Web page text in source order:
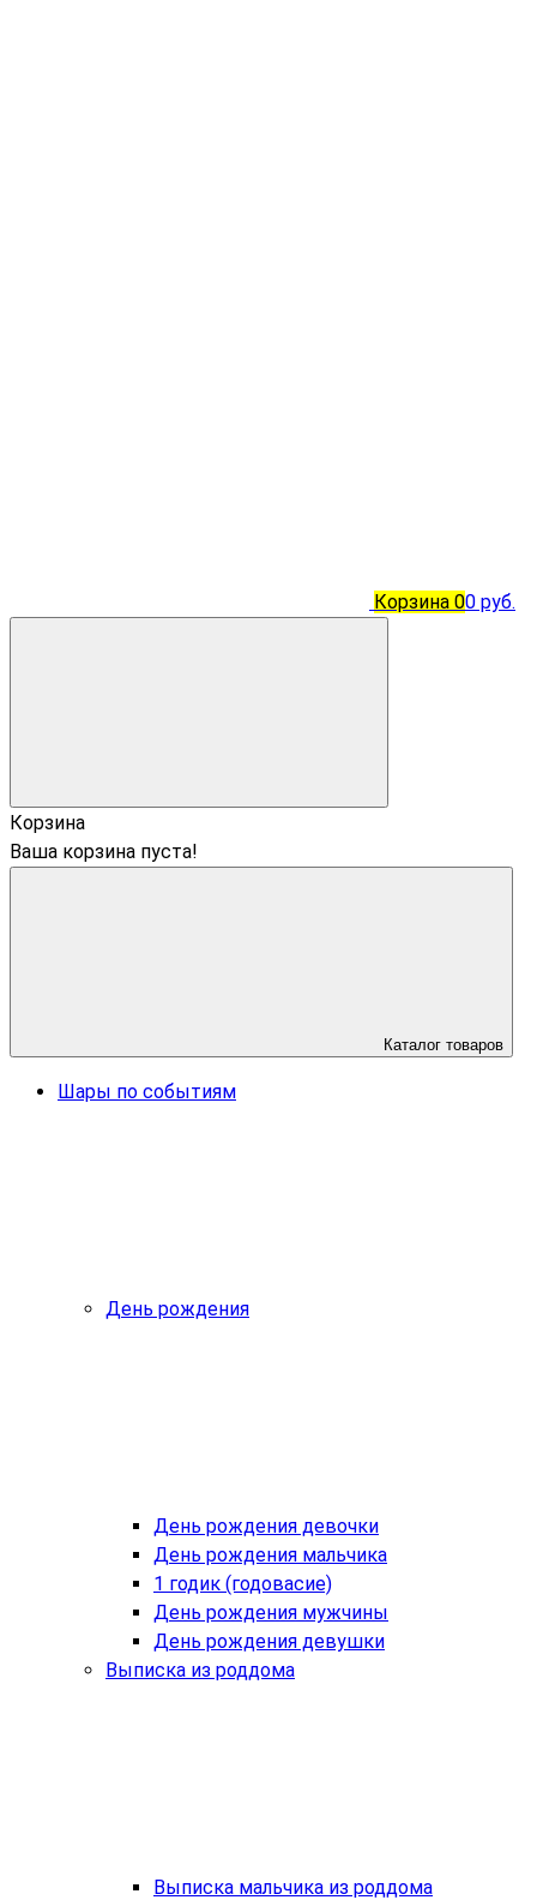
Корзина 00 руб.
Корзина
Ваша корзина пуста!
Каталог товаров
Шары по событиям
День рождения
День рождения девочки
День рождения мальчика
1 годик (годовасие)
День рождения мужчины
День рождения девушки
Выписка из роддома
Выписка мальчика из роддома